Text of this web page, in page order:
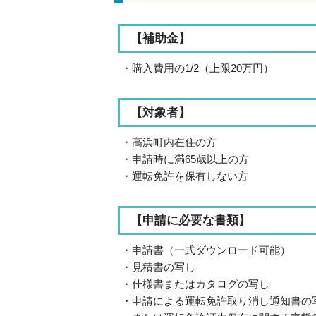
【補助金】
・購入費用の1/2（上限20万円）
【対象者】
・高浜町内在住の方
・申請時に満65歳以上の方
・運転免許を保有しない方
【申請に必要な書類】
・申請書（一式ダウンロード可能）
・見積書の写し
・仕様書またはカタログの写し
・申請による運転免許取り消し通知書の